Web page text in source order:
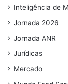
i
Inteligência de
Jornada 2026
Jornada ANR
Jurídicas
Mercado